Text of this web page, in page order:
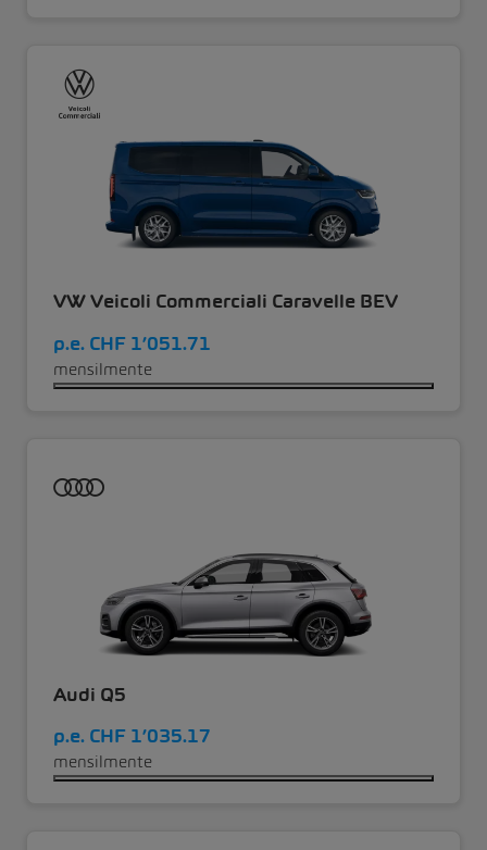
VW Veicoli Commerciali Caravelle BEV
p.e. CHF 1’051.71
mensilmente
Audi Q5
p.e. CHF 1’035.17
mensilmente